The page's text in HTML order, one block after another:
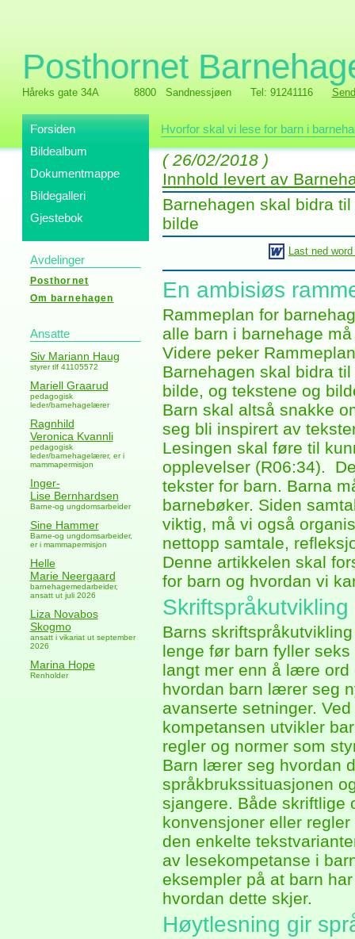
Posthornet
Håreks gate 34A 8800 Sandnessjøen Tel: 91241116
Forsiden
Bildealbum
Dokumentmappe
Bildegalleri
Gjestebok
Avdelinger
Posthornet
Om barnehagen
Ansatte
Siv Mariann Haug
styrer tlf 41105572
Mariell Graarud
pedagogisk
leder/barnehagelærer
Ragnhild
Veronica Kvannli
pedagogisk
leder/barnehagelærer, er i
mammapermisjon
Inger-
Lise Bernhardsen
Barne-og ungdomsarbeider
Sine Hammer
Barne-og ungdomsarbeider,
er i mammapermisjon
Helle
Marie Neergaard
barnehagemedarbeider,
ansatt ut juli 2026
Liza Novabos
Skogmo
ansatt i vikariat ut september
2026
Marina Hope
Renholder
Hvorfor skal vi lese for barn i
( 26/02/2018 )
Innhold levert av
Barnehagen skal bidra
bilde
Last ned
En ambisiøs
Rammeplan for
alle barn i barnehage
Videre peker
Barnehagen skal bidra
bilde, og tekstene og
Barn skal altså snakke
seg bli inspirert av
Lesingen skal føre til
opplevelser (R06:34).
tekster for barn. Barna
barnebøker. Siden
viktig, må vi også
nettopp samtale,
Denne artikkelen skal
for barn og hvordan vi
Barns
lenge før barn fyller
langt mer enn å lære ord
hvordan barn lærer seg
avanserte setninger.
kompetansen utvikler
regler og normer som
Barn lærer seg hvordan
språkbrukssituasjonen
sjangere. Både skriftlige
konvensjoner eller
den enkelte
av lesekompetanse i
eksempler på at barn
hvordan dette skjer.
Høytlesning gir